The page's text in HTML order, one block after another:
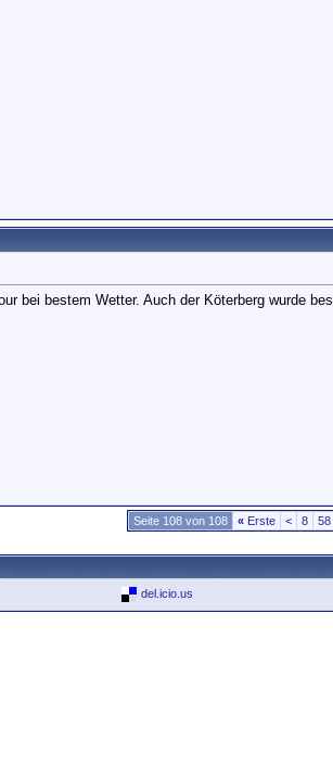
bei bestem Wetter. Auch der Köterberg wurde
Seite 108 von 108 « Erste < 8 58
del.icio.us